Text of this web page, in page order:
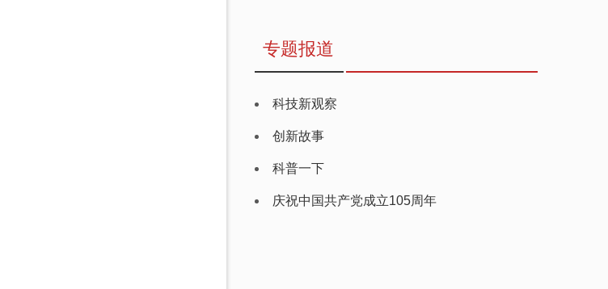
专题报道
科技新观察
创新故事
科普一下
庆祝中国共产党成立105周年